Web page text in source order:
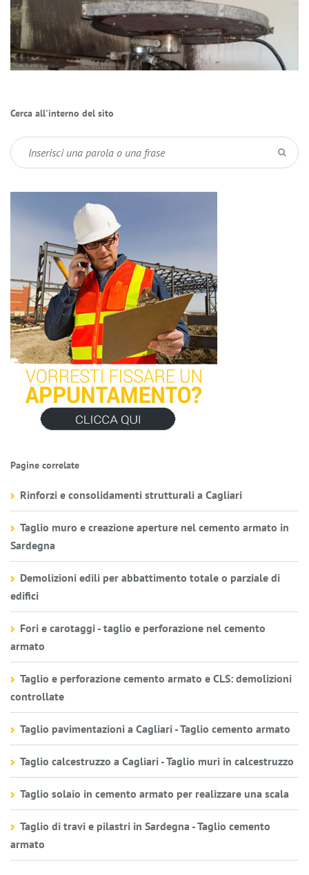
Cerca all'interno del sito
Pagine correlate
Rinforzi e consolidamenti strutturali a Cagliari
Taglio muro e creazione aperture nel cemento armato in
Sardegna
Demolizioni edili per abbattimento totale o parziale di
edifici
Fori e carotaggi - taglio e perforazione nel cemento
armato
Taglio e perforazione cemento armato e CLS: demolizioni
controllate
Taglio pavimentazioni a Cagliari - Taglio cemento armato
Taglio calcestruzzo a Cagliari - Taglio muri in calcestruzzo
Taglio solaio in cemento armato per realizzare una scala
Taglio di travi e pilastri in Sardegna - Taglio cemento
armato